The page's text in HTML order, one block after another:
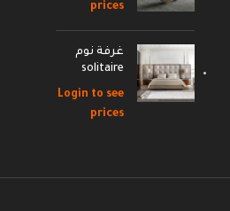
prices
غرفة نوم
solitaire
Login to see
prices